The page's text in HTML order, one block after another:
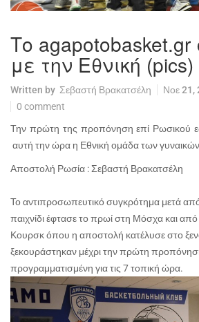
Το
με την Εθνική (pics)
Written by Σεβαστή Βρακατσέλη Νοε 21,
0 comment
Την πρώτη της προπόνηση επί Ρωσικού
αυτή την ώρα η Εθνική ομάδα των
Αποστολή Ρωσία : Σεβαστή Βρακατσέλη
Το αντιπροσωπευτικό συγκρότημα μετά
παιχνίδι έφτασε το πρωί στη Μόσχα και από
Κουρσκ όπου η αποστολή κατέλυσε στο
ξεκουράστηκαν μέχρι την πρώτη
προγραμματισμένη για τις 7 τοπική ώρα.